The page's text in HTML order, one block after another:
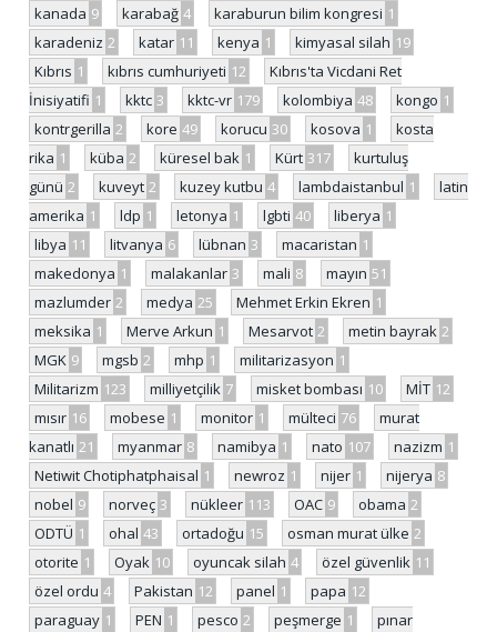
kanada 9 karabağ 4 karaburun bilim kongresi 1
karadeniz 2 katar 11 kenya 1 kimyasal silah 19
Kıbrıs 1 kıbrıs cumhuriyeti 12
Kıbrıs'ta Vicdani Ret
İnisiyatifi 1 kktc 3 kktc-vr 179 kolombiya 48 kongo 1
kontrgerilla 2 kore 49 korucu 30 kosova 1
kosta
rika 1 küba 2 küresel bak 1 Kürt 317
kurtuluş
günü 2 kuveyt 2 kuzey kutbu 4 lambdaistanbul 1
latin
amerika 1 ldp 1 letonya 1 lgbti 40 liberya 1
libya 11 litvanya 6 lübnan 3 macaristan 1
makedonya 1 malakanlar 3 mali 8 mayın 51
mazlumder 2 medya 25 Mehmet Erkin Ekren 1
meksika 1 Merve Arkun 1 Mesarvot 2 metin bayrak 2
MGK 9 mgsb 2 mhp 1 militarizasyon 1
Militarizm 123 milliyetçilik 7 misket bombası 10 MİT 12
mısır 16 mobese 1 monitor 1 mülteci 76
murat
kanatlı 21 myanmar 8 namibya 1 nato 107 nazizm 1
Netiwit Chotiphatphaisal 1 newroz 1 nijer 1 nijerya 8
nobel 9 norveç 3 nükleer 113 OAC 9 obama 2
ODTÜ 1 ohal 43 ortadoğu 15 osman murat ülke 2
otorite 1 Oyak 10 oyuncak silah 4 özel güvenlik 11
özel ordu 4 Pakistan 12 panel 1 papa 12
paraguay 1 PEN 1 pesco 2 peşmerge 1
pınar